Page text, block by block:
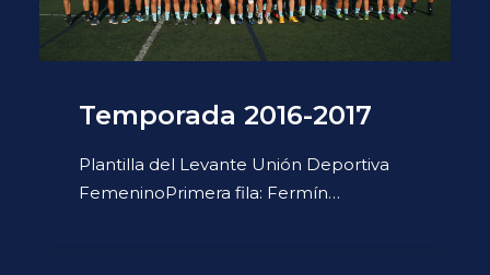
Search
Temporada 2016-2017
Plantilla del Levante Unión Deportiva
FemeninoPrimera fila: Fermín…